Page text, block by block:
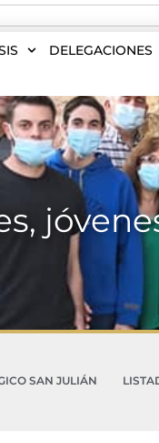
DELEGACIONES
SAN JULIÁN